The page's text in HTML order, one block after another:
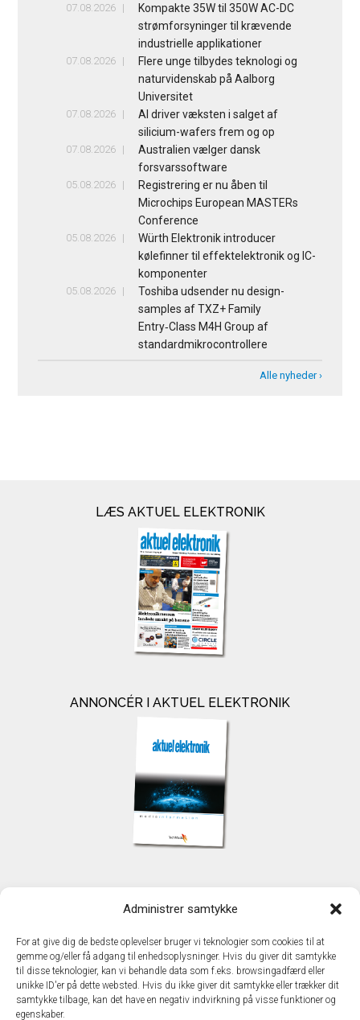
Administrer samtykke
For at give dig de bedste oplevelser bruger vi teknologier som cookies til at
gemme og/eller få adgang til enhedsoplysninger. Hvis du giver dit samtykke
til disse teknologier, kan vi behandle data som f.eks. browsingadfærd eller
unikke ID'er på dette websted. Hvis du ikke giver dit samtykke eller trækker dit
samtykke tilbage, kan det have en negativ indvirkning på visse funktioner og
egenskaber.
07.08.2026
Kompakte 35W til 350W AC-DC
strømforsyninger til krævende
industrielle applikationer
07.08.2026
Flere unge tilbydes teknologi og
naturvidenskab på Aalborg
Universitet
07.08.2026
AI driver væksten i salget af
silicium-wafers frem og op
07.08.2026
Australien vælger dansk
forsvarssoftware
05.08.2026
Registrering er nu åben til
Microchips European MASTERs
Conference
05.08.2026
Würth Elektronik introducer
kølefinner til effektelektronik og IC-
komponenter
05.08.2026
Toshiba udsender nu design-
samples af TXZ+ Family
Entry‑Class M4H Group af
standardmikrocontrollere
Alle nyheder ›
LÆS AKTUEL ELEKTRONIK
ANNONCÉR I AKTUEL ELEKTRONIK
TechMedia A/S
DK - 2600 Glostrup
www.techmedia.dk
Telefon: +45 43 24 26 28
E-mail:info@techmedia.dk